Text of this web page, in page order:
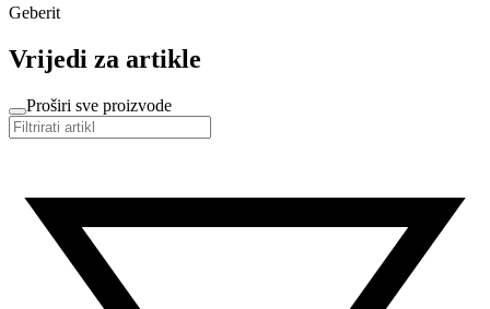
Geberit
Vrijedi za artikle
Proširi sve proizvode